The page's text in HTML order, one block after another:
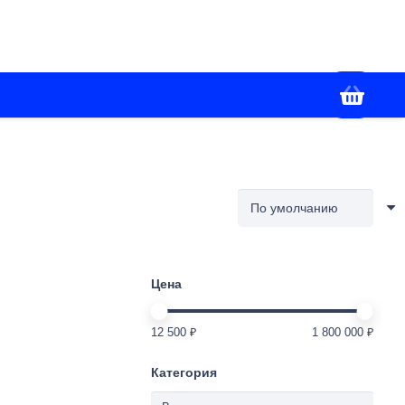
Цена
12 500 ₽ 1 800 000 ₽
Категория